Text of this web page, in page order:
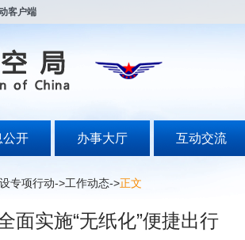
客户端
公开 办事大厅 互动交流
专项行动->工作动态->正文
面实施“无纸化”便捷出行